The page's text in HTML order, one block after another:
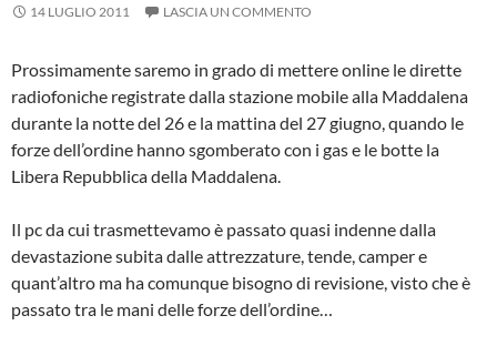
14 LUGLIO 2011 LASCIA UN COMMENTO
Prossimamente saremo in grado di mettere online le dirette
radiofoniche registrate dalla stazione mobile alla Maddalena
durante la notte del 26 e la mattina del 27 giugno, quando le
forze dell’ordine hanno sgomberato con i gas e le botte la
Libera Repubblica della Maddalena.
Il pc da cui trasmettevamo è passato quasi indenne dalla
devastazione subita dalle attrezzature, tende, camper e
quant’altro ma ha comunque bisogno di revisione, visto che è
passato tra le mani delle forze dell’ordine…